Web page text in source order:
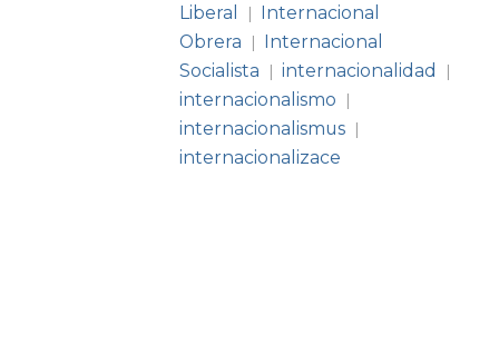
Liberal
| Internacional
Obrera
| Internacional
Socialista
| internacionalidad |
internacionalismo |
internacionalismus |
internacionalizace